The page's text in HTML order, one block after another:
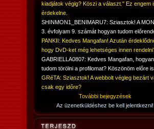
kiadjátok végig? Köszi a választ." Ez engem
érdekelne.
SHINMON1_BENIMARU7: Sziasztok! A
3. évfolyam 9. számát hogyan tudom
PANKII: Kedves Mangafan! Azután
hogy DvD-ket még lehetséges innen
GABRIELLA0807: Kedves Mangafan, hogyan
tudom törölni a profilomat? Köszönöm előre is.
GRéTA: Sziasztok! A webbolt végleg bezárt
csak egy időre?
További bejegyzések
Az üzenetküldéshez be kell jelentkezni!